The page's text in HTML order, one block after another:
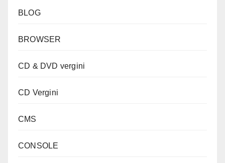
BLOG
BROWSER
CD & DVD vergini
CD Vergini
CMS
CONSOLE